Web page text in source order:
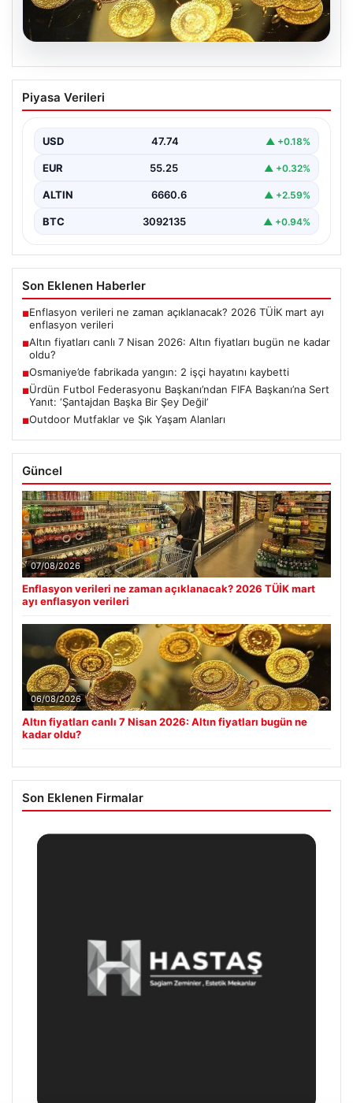
06.08.2026
Altın fiyatları canlı 7 Nisan 2026: Altın
fiyatları bugün ne kadar oldu?
"content": "Altın piyasası, uluslararası…
Piyasa Verileri
USD 47.74 ▲ +0.18%
EUR 55.25 ▲ +0.32%
ALTIN 6660.6 ▲ +2.59%
BTC 3092135 ▲ +0.94%
Son Eklenen Haberler
■Enflasyon verileri ne zaman açıklanacak? 2026 TÜİK mart ayı
enflasyon verileri
■Altın fiyatları canlı 7 Nisan 2026: Altın fiyatları bugün ne kadar
oldu?
■Osmaniye’de fabrikada yangın: 2 işçi hayatını kaybetti
■Ürdün Futbol Federasyonu Başkanı’ndan FIFA Başkanı’na Sert
Yanıt: ‘Şantajdan Başka Bir Şey Değil’
■Outdoor Mutfaklar ve Şık Yaşam Alanları
Güncel
07/08/2026
Enflasyon verileri ne zaman açıklanacak? 2026 TÜİK mart
ayı enflasyon verileri
06/08/2026
Altın fiyatları canlı 7 Nisan 2026: Altın fiyatları bugün ne
kadar oldu?
Son Eklenen Firmalar